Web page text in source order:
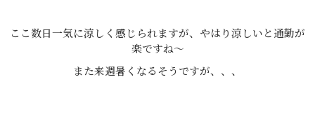
ここ数日一気に涼しく感じられますが、やはり涼しいと通勤が
楽ですね～
また来週暑くなるそうですが、、、